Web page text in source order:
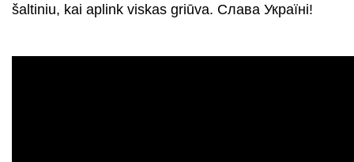
šaltiniu, kai aplink viskas griūva. Слава Україні!